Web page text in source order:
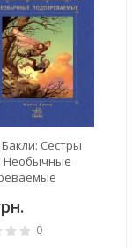
Сестры
Необычные
0